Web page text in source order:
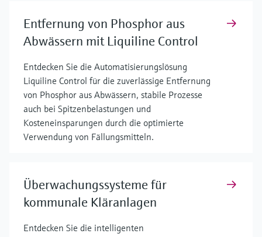
Entfernung von Phosphor aus
Abwässern mit Liquiline Control
Entdecken Sie die Automatisierungslösung
Liquiline Control für die zuverlässige Entfernung
von Phosphor aus Abwässern, stabile Prozesse
auch bei Spitzenbelastungen und
Kosteneinsparungen durch die optimierte
Verwendung von Fällungsmitteln.
Überwachungssysteme für
kommunale Kläranlagen
Entdecken Sie die intelligenten